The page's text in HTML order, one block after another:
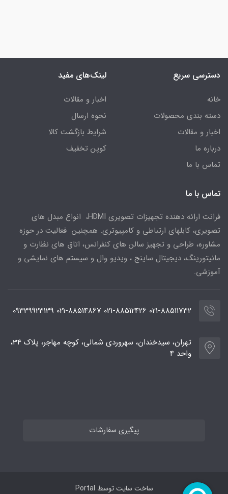
دسترسی سریع
خانه
دسته بندی محصولات
اخبار و مقالات
درباره ما
تماس با ما
لینک‌های مفید
اخبار و مقالات
نحوه ارسال
شرایط بازگشت کالا
کوپن تخفیف
تماس با ما
فرانت ارائه دهنده تجهیزات تصویری HDMI، انواع مبدل های
تصویری، کابلهای ارتباطی و کامپیوتری. همچنین فعالیت در حوزه
مشاوره، طراحی و تجهیز سالن های کنفرانس، اتاق های نظارت و
مانیتورینگ، دیجیتال ساینج ، ویدیو وال و سیستم های نمایشی و
آموزشی.
021-88511732 021-88512426 021-88514867 09339923139
تهران، سیدخندان، سهروردی شمالی، کوچه مهاجر، پلاک 34،
واحد 4
پیگیری سفارشات
ساخت سایت توسط Portal